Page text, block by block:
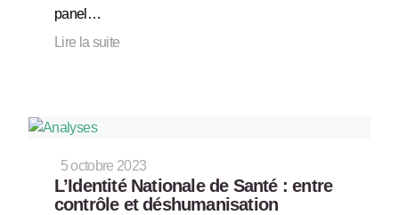
panel…
Lire la suite
5 octobre 2023
L’Identité Nationale de Santé : entre
contrôle et déshumanisation